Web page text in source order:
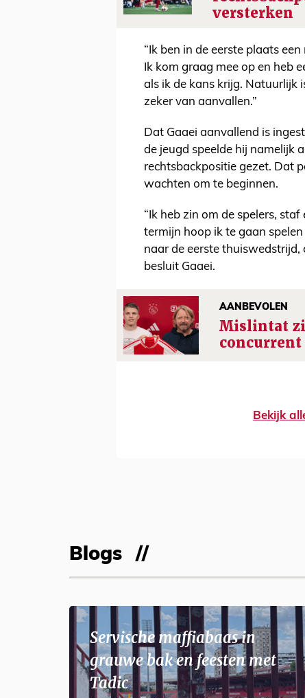
versterken
“Ik ben in de eerste plaats
Ik kom graag mee op en heb
als ik de kans krijg. Natuurlijk
zeker van aanvallen.”
Dat Gaaei aanvallend is
de jeugd speelde hij namelijk
rechtsbackpositie gezet. Dat
wachten om te beginnen.
“Ik heb zin om de spelers,
termijn hoop ik te gaan
naar de eerste thuiswedstrijd,
besluit Gaaei.
AANBEVOLEN
Mislintat
concurrent
Bekijk
Blogs
Servische maffiabaas in
grauwe bak en feesten met
Tadic